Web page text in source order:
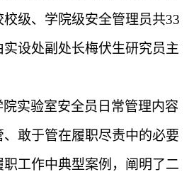
级、学院级安全管理员共33
设处副处长梅伏生研究员主
实验室安全员日常管理内容
敢于管在履职尽责中的必要
工作中典型案例，阐明了二